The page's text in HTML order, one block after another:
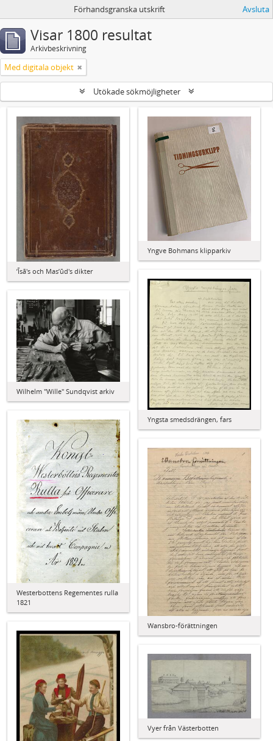
Förhandsgranska utskrift Avsluta
Visar 1800 resultat
Arkivbeskrivning
Med digitala objekt
Utökade sökmöjligheter
ʼĪsā's och Masʼūd's dikter
Yngve Bohmans klipparkiv
Yngsta smedsdrängen, fars
Wilhelm "Wille" Sundqvist arkiv
Westerbottens Regementes rulla
1821
Wansbro-förättningen
Vyer från Västerbotten